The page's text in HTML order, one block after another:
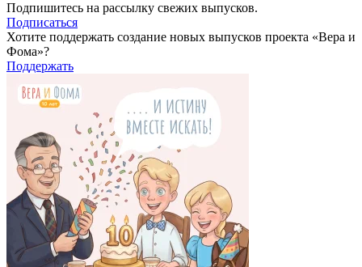
Подпишитесь на рассылку свежих выпусков.
Подписаться
Хотите поддержать создание новых выпусков проекта «Вера и
Фома»?
Поддержать